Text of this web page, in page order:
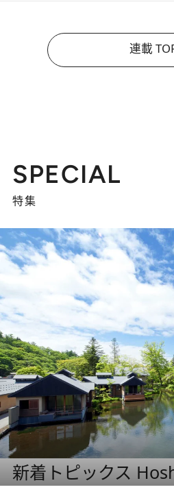
連載
SPECIAL
特集
新着トピックス